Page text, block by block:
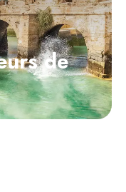
de